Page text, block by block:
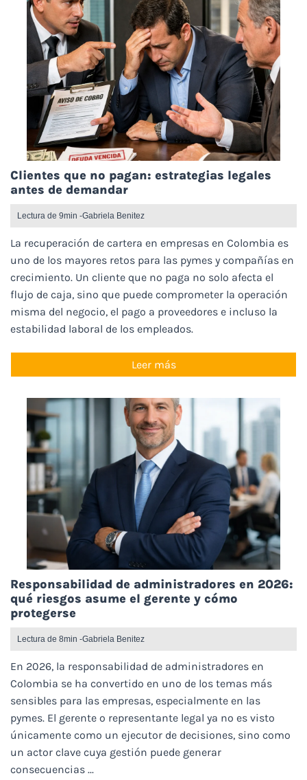
Clientes que no pagan: estrategias legales
antes de demandar
Gabriela Benitez
Lectura de 9min -
La recuperación de cartera en empresas en Colombia es
uno de los mayores retos para las pymes y compañías en
crecimiento. Un cliente que no paga no solo afecta el
flujo de caja, sino que puede comprometer la operación
misma del negocio, el pago a proveedores e incluso la
estabilidad laboral de los empleados.
Leer más
Responsabilidad de administradores en 2026:
qué riesgos asume el gerente y cómo
protegerse
Gabriela Benitez
Lectura de 8min -
En 2026, la responsabilidad de administradores en
Colombia se ha convertido en uno de los temas más
sensibles para las empresas, especialmente en las
pymes. El gerente o representante legal ya no es visto
únicamente como un ejecutor de decisiones, sino como
un actor clave cuya gestión puede generar
consecuencias ...